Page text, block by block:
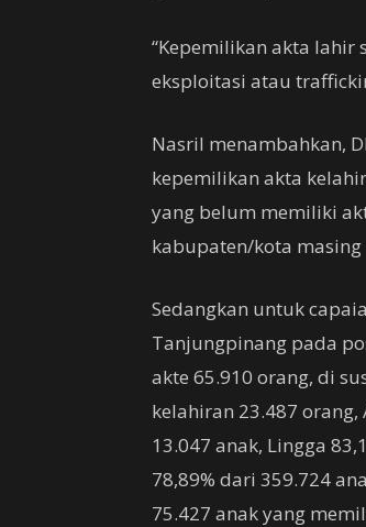
“Kepemilikan akta
eksploitasi atau
Nasril menambahkan,
kepemilikan akta
yang belum memiliki
kabupaten/kota masing
Sedangkan untuk
Tanjungpinang pada
akte 65.910 orang, di
kelahiran 23.487
13.047 anak, Lingga
78,89% dari 359.724
75.427 anak yang